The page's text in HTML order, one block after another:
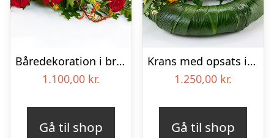
Båredekoration i brændte farver – Blomster til begravelse
1.100,00 kr.
Gå til shop
Krans med opsats i gule farver – Blomster til begravelse
1.250,00 kr.
Gå til shop